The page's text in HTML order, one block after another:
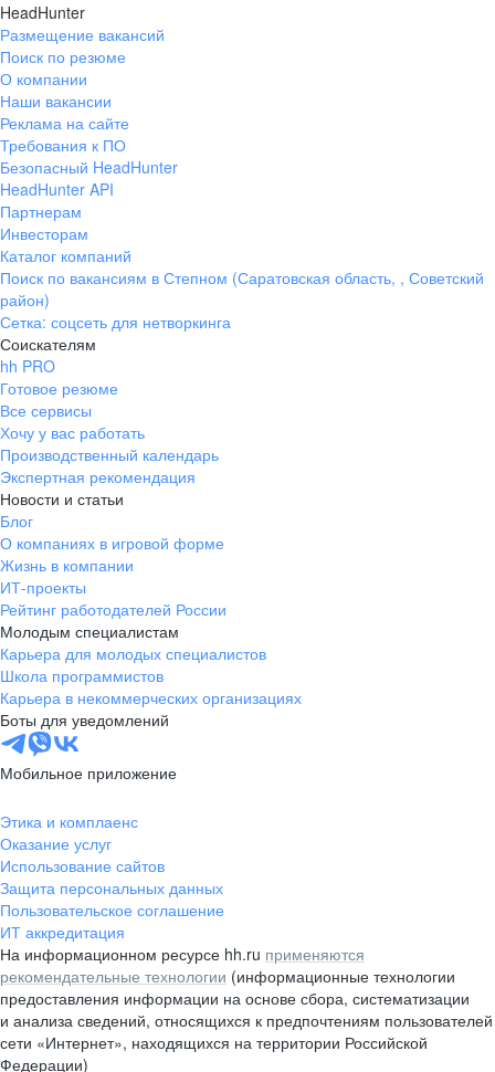
HeadHunter
Размещение вакансий
Поиск по резюме
О компании
Наши вакансии
Реклама на сайте
Требования к ПО
Безопасный HeadHunter
HeadHunter API
Партнерам
Инвесторам
Каталог компаний
Поиск по вакансиям в Степном (Саратовская область, , Советский
район)
Сетка: соцсеть для нетворкинга
Соискателям
hh PRO
Готовое резюме
Все сервисы
Хочу у вас работать
Производственный календарь
Экспертная рекомендация
Новости и статьи
Блог
О компаниях в игровой форме
Жизнь в компании
ИТ-проекты
Рейтинг работодателей России
Молодым специалистам
Карьера для молодых специалистов
Школа программистов
Карьера в некоммерческих организациях
Боты для уведомлений
Мобильное приложение
Этика и комплаенс
Оказание услуг
Использование сайтов
Защита персональных данных
Пользовательское соглашение
ИТ аккредитация
На информационном ресурсе hh.ru применяются
рекомендательные технологии (информационные технологии
предоставления информации на основе сбора, систематизации
и анализа сведений, относящихся к предпочтениям пользователей
сети «Интернет», находящихся на территории Российской
Федерации)